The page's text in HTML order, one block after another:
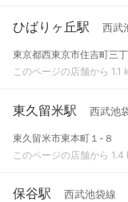
ひばりヶ丘駅 西武
東京都西東京市住吉町三
このページの店舗から 1.1
東久留米駅 西武池
東久留米市東本町１-８
このページの店舗から 1.4
保谷駅 西武池袋線